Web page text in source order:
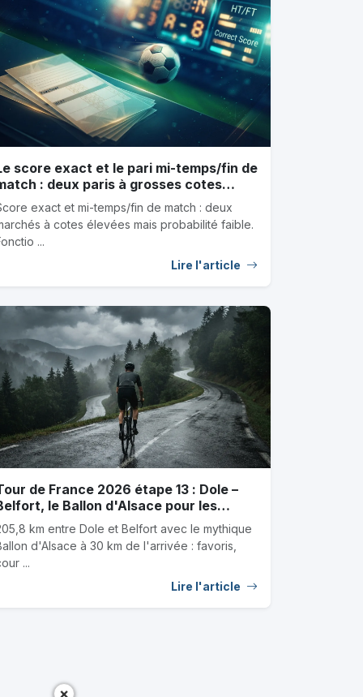
score exact et le pari mi-temps/fin de
: deux paris à grosses cotes
exact et mi-temps/fin de match : deux
à cotes élevées mais probabilité faible.
...
Lire l'article
de France 2026 étape 13 : Dole –
le Ballon d'Alsace pour les
favoris et outsiders
km entre Dole et Belfort avec le mythique
d'Alsace à 30 km de l'arrivée : favoris,
...
Lire l'article